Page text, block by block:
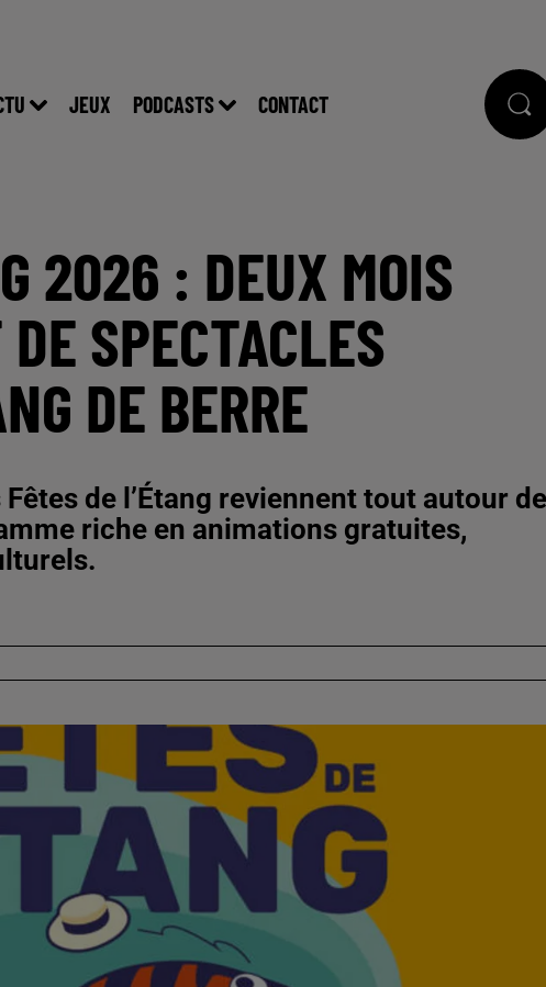
JEUX PODCASTS CONTACT
2026 : DEUX MOIS
SPECTACLES
DE BERRE
de l’Étang reviennent tout autour de
riche en animations gratuites,